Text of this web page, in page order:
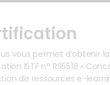
vous permet d’obtenir la
ISTF n° RS5518 «
de ressources e-